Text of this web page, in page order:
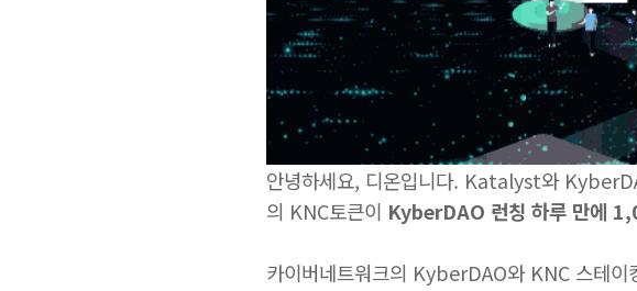
안녕하세요, 디온입니다. Katalyst와
의 KNC토큰이 KyberDAO 런칭 하루 만에
카이버네트워크의 KyberDAO와 KNC 스테이